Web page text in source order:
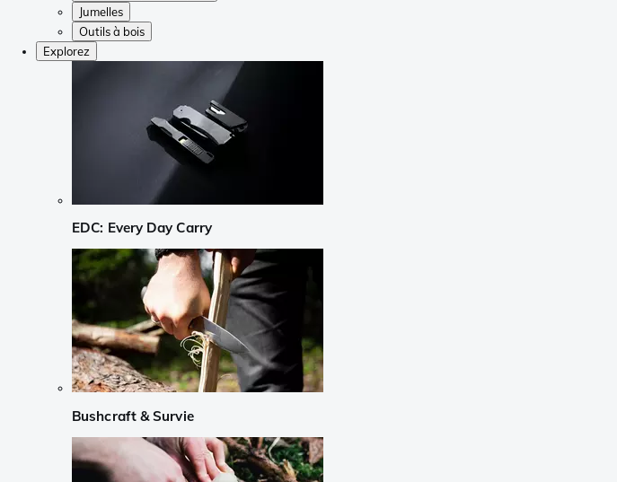
Jumelles
Outils à bois
Explorez
EDC: Every Day Carry
Bushcraft & Survie